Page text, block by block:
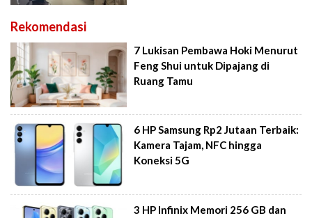
Rekomendasi
7 Lukisan Pembawa Hoki Menurut
Feng Shui untuk Dipajang di
Ruang Tamu
6 HP Samsung Rp2 Jutaan Terbaik:
Kamera Tajam, NFC hingga
Koneksi 5G
3 HP Infinix Memori 256 GB dan